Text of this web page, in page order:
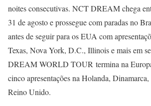
noites consecutivas. NCT DREAM chega
31 de agosto e prossegue com paradas no
antes de seguir para os EUA com
Texas, Nova York, D.C., Illinois e mais em
DREAM WORLD TOUR termina na
cinco apresentações na Holanda,
Reino Unido.